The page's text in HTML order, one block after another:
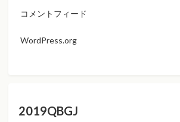
コメントフィード
WordPress.org
2019QBGJ